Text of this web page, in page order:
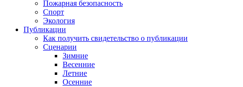
Пожарная безопасность
Спорт
Экология
Публикации
Как получить свидетельство о публикации
Сценарии
Зимние
Весенние
Летние
Осенние